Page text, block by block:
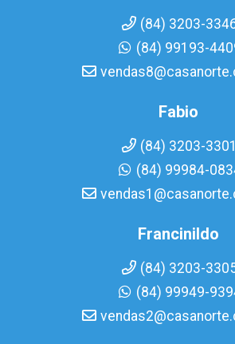
(84) 3203-
(84) 99193-
Fabio
(84) 3203-3301
(84) 99984-
Francinildo
(84) 3203-
(84) 99949-